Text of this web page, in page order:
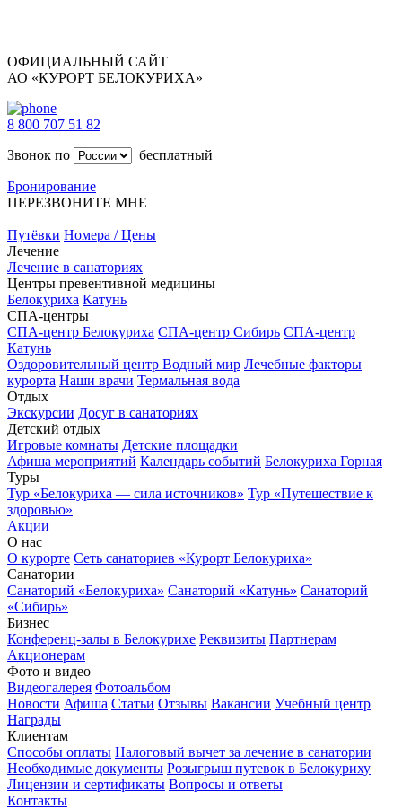
ОФИЦИАЛЬНЫЙ САЙТ
АО «КУРОРТ БЕЛОКУРИХА»
8 800 707 51 82
Звонок по
бесплатный
Бронирование
ПЕРЕЗВОНИТЕ МНЕ
Путёвки Номера / Цены
Лечение
Лечение в санаториях
Центры превентивной медицины
Белокуриха Катунь
СПА-центры
СПА-центр Белокуриха СПА-центр Сибирь СПА-центр
Катунь
Оздоровительный центр Водный мир Лечебные факторы
курорта Наши врачи Термальная вода
Отдых
Экскурсии Досуг в санаториях
Детский отдых
Игровые комнаты Детские площадки
Афиша мероприятий Календарь событий Белокуриха Горная
Туры
Тур «Белокуриха — сила источников» Тур «Путешествие к
здоровью»
Акции
О нас
О курорте Сеть санаториев «Курорт Белокуриха»
Санатории
Санаторий «Белокуриха» Санаторий «Катунь» Санаторий
«Сибирь»
Бизнес
Конференц-залы в Белокурихе Реквизиты Партнерам
Акционерам
Фото и видео
Видеогалерея Фотоальбом
Новости Афиша Статьи Отзывы Вакансии Учебный центр
Награды
Клиентам
Способы оплаты Налоговый вычет за лечение в санатории
Необходимые документы Розыгрыш путевок в Белокуриху
Лицензии и сертификаты Вопросы и ответы
Контакты